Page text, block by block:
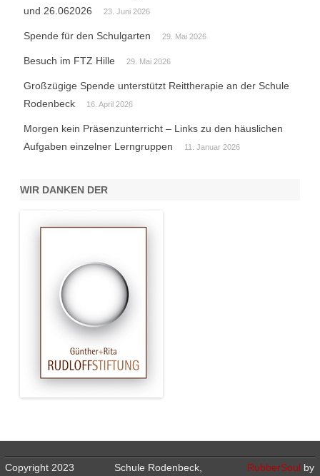
und 26.062026
23. Juni 2026
Spende für den Schulgarten 29. Mai 2026
Besuch im FTZ Hille 29. Mai 2026
Großzügige Spende unterstützt Reittherapie an der Schule
Rodenbeck
16. April 2026
Morgen kein Präsenzunterricht – Links zu den häuslichen
Aufgaben einzelner Lerngruppen
11. Januar 2026
WIR DANKEN DER
Copyright 2023 Schule Rodenbeck, RubberSoul by